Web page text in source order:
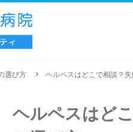
選び方
ヘルペスはど